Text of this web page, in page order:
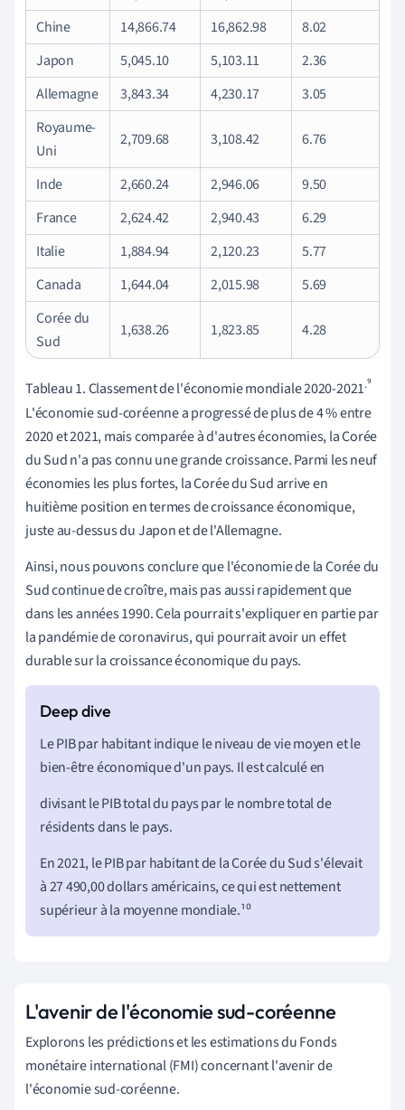
Chine
14,866.74 16,862.98
8.02
Japon
5,045.10 5,103.11
2.36
Allemagne
3,843.34 4,230.17
3.05
Royaume-
Uni
2,709.68 3,108.42 6.76
Inde 2,660.24 2,946.06
9.50
France
2,624.42 2,940.43
6.29
Italie
1,884.94 2,120.23
5.77
Canada
1,644.04 2,015.98
5.69
Corée du
Sud
1,638.26 1,823.85 4.28
Tableau 1. Classement de l'économie mondiale 2020-2021.⁹
L'économie sud-coréenne a progressé de plus de 4 % entre
2020 et 2021, mais comparée à d'autres économies, la Corée
du Sud n'a pas connu une grande croissance. Parmi les neuf
économies les plus fortes, la Corée du Sud arrive en
huitième position en termes de croissance économique,
juste au-dessus du Japon et de l'Allemagne.
Ainsi, nous pouvons conclure que l'économie de la Corée du
Sud continue de croître, mais pas aussi rapidement que
dans les années 1990. Cela pourrait s'expliquer en partie par
la pandémie de coronavirus, qui pourrait avoir un effet
durable sur la croissance économique du pays.
Le PIB par habitant indique le niveau de vie moyen et le
bien-être économique d'un pays. Il est calculé en
divisant le PIB total du pays par le nombre total de
résidents dans le pays.
En 2021, le PIB par habitant de la Corée du Sud s'élevait
à 27 490,00 dollars américains, ce qui est nettement
supérieur à la moyenne mondiale.¹⁰
L'avenir de l'économie sud-coréenne
Explorons les prédictions et les estimations du Fonds
monétaire international (FMI) concernant l'avenir de
l'économie sud-coréenne.